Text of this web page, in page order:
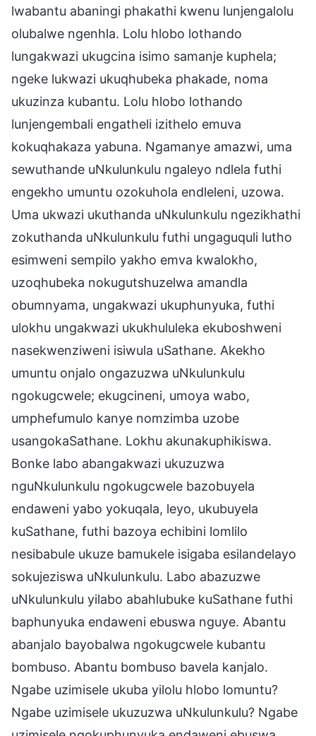
lwabantu abaningi phakathi kwenu lunjengalolu
olubalwe ngenhla. Lolu hlobo lothando
lungakwazi ukugcina isimo samanje kuphela;
ngeke lukwazi ukuqhubeka phakade, noma
ukuzinza kubantu. Lolu hlobo lothando
lunjengembali engatheli izithelo emuva
kokuqhakaza yabuna. Ngamanye amazwi, uma
sewuthande uNkulunkulu ngaleyo ndlela futhi
engekho umuntu ozokuhola endleleni, uzowa.
Uma ukwazi ukuthanda uNkulunkulu ngezikhathi
zokuthanda uNkulunkulu futhi ungaguquli lutho
esimweni sempilo yakho emva kwalokho,
uzoqhubeka nokugutshuzelwa amandla
obumnyama, ungakwazi ukuphunyuka, futhi
ulokhu ungakwazi ukukhululeka ekuboshweni
nasekwenziweni isiwula uSathane. Akekho
umuntu onjalo ongazuzwa uNkulunkulu
ngokugcwele; ekugcineni, umoya wabo,
umphefumulo kanye nomzimba uzobe
usangokaSathane. Lokhu akunakuphikiswa.
Bonke labo abangakwazi ukuzuzwa
nguNkulunkulu ngokugcwele bazobuyela
endaweni yabo yokuqala, leyo, ukubuyela
kuSathane, futhi bazoya echibini lomlilo
nesibabule ukuze bamukele isigaba esilandelayo
sokujeziswa uNkulunkulu. Labo abazuzwe
uNkulunkulu yilabo abahlubuke kuSathane futhi
baphunyuka endaweni ebuswa nguye. Abantu
abanjalo bayobalwa ngokugcwele kubantu
bombuso. Abantu bombuso bavela kanjalo.
Ngabe uzimisele ukuba yilolu hlobo lomuntu?
Ngabe uzimisele ukuzuzwa uNkulunkulu? Ngabe